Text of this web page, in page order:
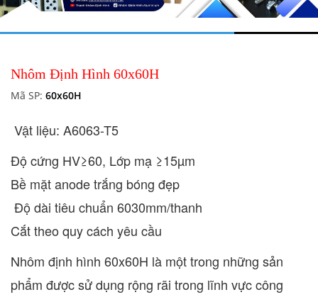
Nhôm Định Hình 60x60H
Mã SP: 60x60H
Vật liệu: A6063-T5
Độ cứng HV≥60, Lớp mạ ≥15µm
Bề mặt anode trắng bóng đẹp
Độ dài tiêu chuẩn 6030mm/thanh
Cắt theo quy cách yêu cầu
Nhôm định hình 60x60H là một trong những sản
phẩm được sử dụng rộng rãi trong lĩnh vực công